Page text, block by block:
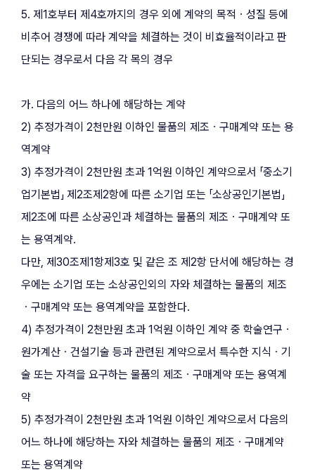
5. 제1호부터 제4호까지의 경우 외에 계약의 목적ㆍ성질 등에
비추어 경쟁에 따라 계약을 체결하는 것이 비효율적이라고 판
단되는 경우로서 다음 각 목의 경우
가. 다음의 어느 하나에 해당하는 계약
2) 추정가격이 2천만원 이하인 물품의 제조ㆍ구매계약 또는 용
역계약
3) 추정가격이 2천만원 초과 1억원 이하인 계약으로서 「중소기
업기본법」 제2조제2항에 따른 소기업 또는 「소상공인기본법」
제2조에 따른 소상공인과 체결하는 물품의 제조ㆍ구매계약 또
는 용역계약.
다만, 제30조제1항제3호 및 같은 조 제2항 단서에 해당하는 경
우에는 소기업 또는 소상공인외의 자와 체결하는 물품의 제조
ㆍ구매계약 또는 용역계약을 포함한다.
4) 추정가격이 2천만원 초과 1억원 이하인 계약 중 학술연구ㆍ
원가계산ㆍ건설기술 등과 관련된 계약으로서 특수한 지식ㆍ기
술 또는 자격을 요구하는 물품의 제조ㆍ구매계약 또는 용역계
약
5) 추정가격이 2천만원 초과 1억원 이하인 계약으로서 다음의
어느 하나에 해당하는 자와 체결하는 물품의 제조ㆍ구매계약
또는 용역계약